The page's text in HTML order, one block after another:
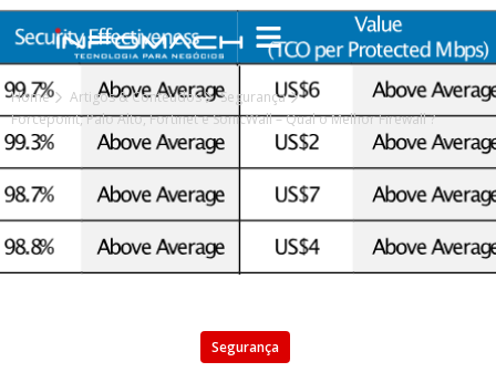
Home Artigos & Conteúdos
Segurança
Forcepoint, Palo Alto, Fortinet e SonicWall – Qual o Melhor Firewall ?
Segurança